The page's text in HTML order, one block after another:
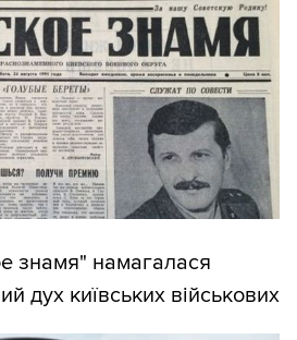
знамя" намагалася
дух київських військових